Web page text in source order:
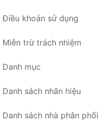
Điều khoản sử dụng
Miễn trừ trách nhiệm
Danh mục
Danh sách nhãn hiệu
Danh sách nhà phân phối